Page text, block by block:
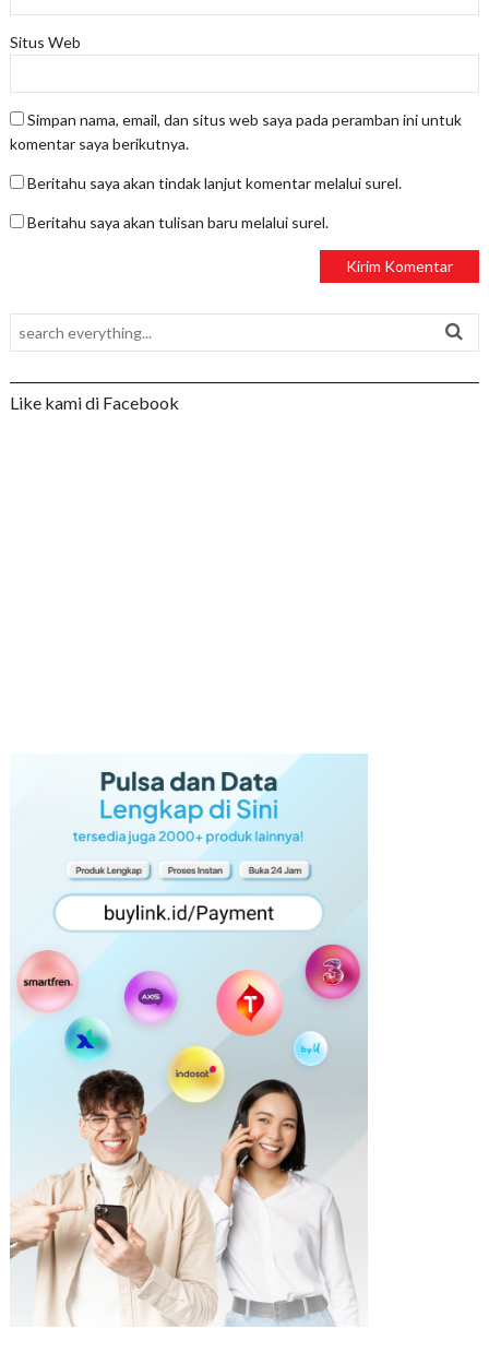
Situs Web
Simpan nama, email, dan situs web saya pada peramban ini untuk
komentar saya berikutnya.
Beritahu saya akan tindak lanjut komentar melalui surel.
Beritahu saya akan tulisan baru melalui surel.
Like kami di Facebook